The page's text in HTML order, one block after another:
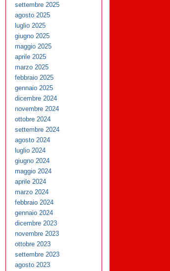
settembre 2025
agosto 2025
luglio 2025
giugno 2025
maggio 2025
aprile 2025
marzo 2025
febbraio 2025
gennaio 2025
dicembre 2024
novembre 2024
ottobre 2024
settembre 2024
agosto 2024
luglio 2024
giugno 2024
maggio 2024
aprile 2024
marzo 2024
febbraio 2024
gennaio 2024
dicembre 2023
novembre 2023
ottobre 2023
settembre 2023
agosto 2023